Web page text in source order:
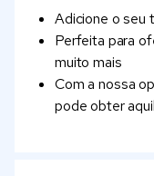
Adicione o seu
Perfeita para
muito mais
Com a nossa
pode obter